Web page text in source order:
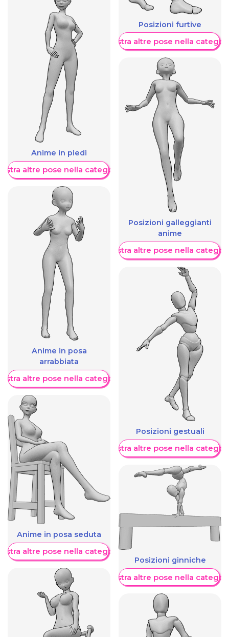
Anime in piedi
altre pose nella categoria
Anime in posa
arrabbiata
altre pose nella categoria
Anime in posa seduta
altre pose nella categoria
Posizioni furtive
Mostra altre pose nella
Posizioni galleggianti
anime
Mostra altre pose nella
Posizioni gestuali
Mostra altre pose nella
Posizioni ginniche
Mostra altre pose nella